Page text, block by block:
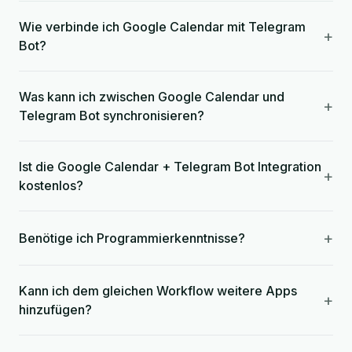
Wie verbinde ich Google Calendar mit Telegram
Bot?
+
Was kann ich zwischen Google Calendar und
Telegram Bot synchronisieren?
+
Ist die Google Calendar + Telegram Bot Integration
kostenlos?
+
Benötige ich Programmierkenntnisse? +
Kann ich dem gleichen Workflow weitere Apps
hinzufügen?
+